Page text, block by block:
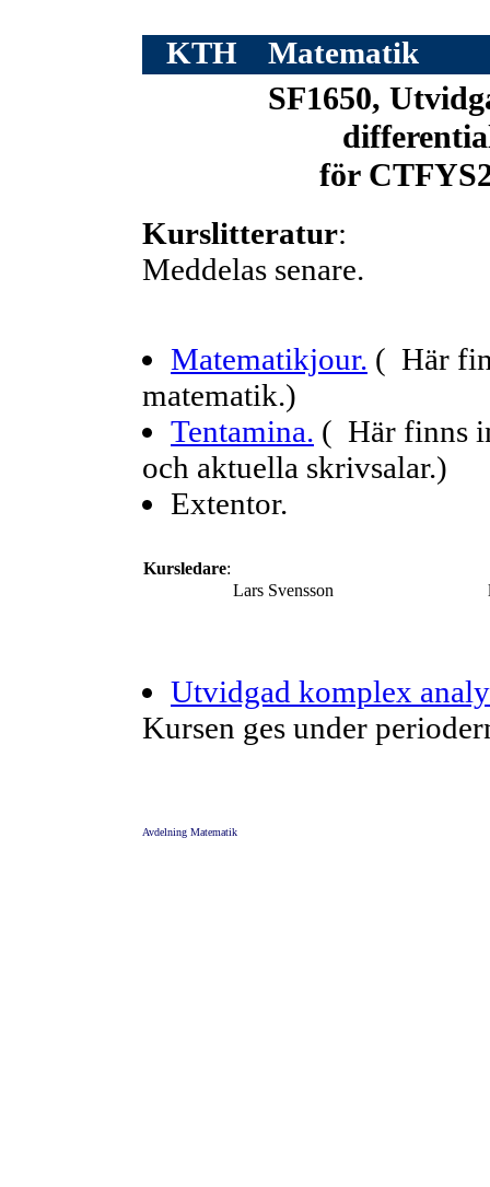
KTH Matematik
SF1650,
för
Kurslitteratur:
Meddelas senare.
Matematikjour. ( Här
matematik.)
Tentamina. ( Här finns
och aktuella skrivsalar.)
Extentor.
Kursledare:
Lars Svensson
Utvidgad komplex
Kursen ges under
Avdelning Matematik